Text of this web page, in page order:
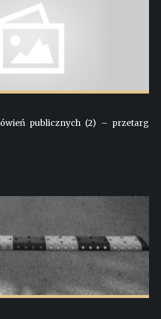
publicznych (2) – przetarg